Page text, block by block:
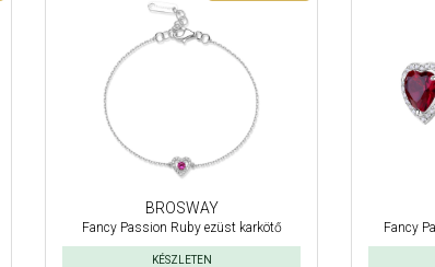
BROSWAY
Fancy Passion Ruby ezüst karkötő
KÉSZLETEN
Fancy